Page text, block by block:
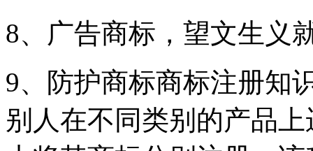
8、广告商标，望文生义
9、防护商标商标注册知
别人在不同类别的产品